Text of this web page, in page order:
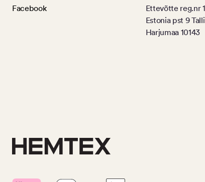
Facebook
Ettevõtte reg.nr
Estonia pst 9
Harjumaa 10143